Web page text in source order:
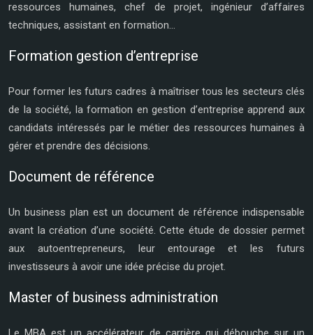
ressources humaines, chef de projet, ingénieur d’affaires
techniques, assistant en formation…
Formation gestion d’entreprise
Pour former les futurs cadres à maîtriser tous les secteurs clés
de la société, la formation en gestion d’entreprise apprend aux
candidats intéressés par le métier des ressources humaines à
gérer et prendre des décisions.
Document de référence
Un business plan est un document de référence indispensable
avant la création d’une société. Cette étude de dossier permet
aux autoentrepreneurs, leur entourage et les futurs
investisseurs à avoir une idée précise du projet.
Master of business administration